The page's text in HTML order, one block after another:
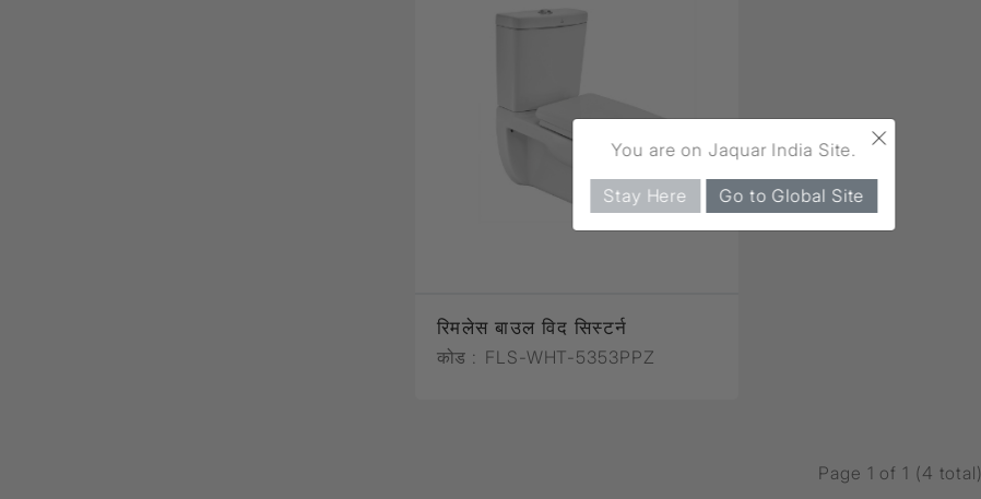
रिमलेस बाउल विद सिस्टर्न
कोड : FLS-WHT-5353PPZ
Page 1 of 1 (4 total)
×
You are on Jaquar India Site.
Stay Here Go to Global Site